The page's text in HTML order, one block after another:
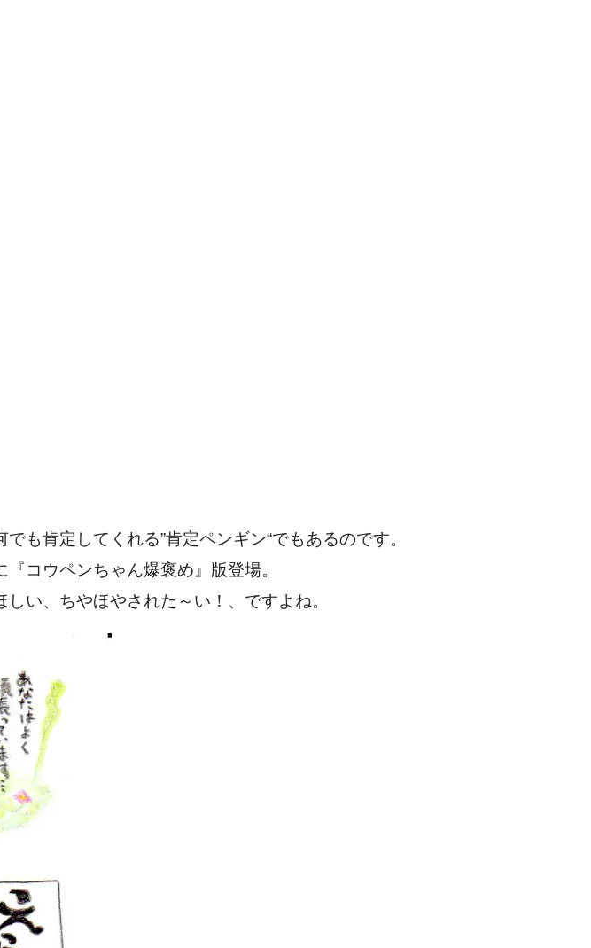
も肯定してくれる”肯定ペンギン“でもあるのです。
コウペンちゃん爆褒め』版登場。
い、ちやほやされた～い！、ですよね。